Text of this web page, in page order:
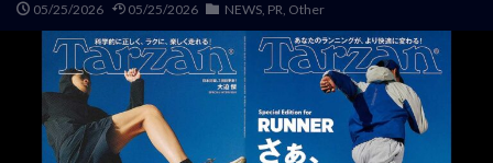
05/25/2026 05/25/2026 NEWS, PR, Other